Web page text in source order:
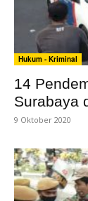
Hukum - Kriminal
14
Surabaya
9 Oktober 2020